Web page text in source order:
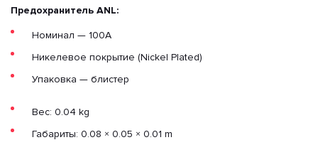
Предохранитель ANL:
Номинал — 100А
Никелевое покрытие (Nickel Plated)
Упаковка — блистер
Вес: 0.04 kg
Габариты: 0.08 × 0.05 × 0.01 m